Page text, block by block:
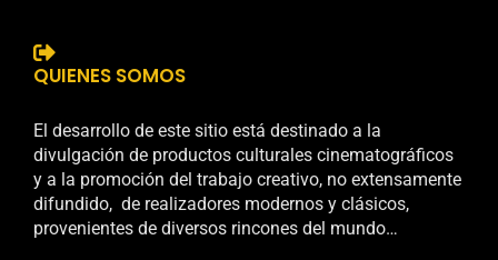
QUIENES SOMOS
El desarrollo de este sitio está destinado a la
divulgación de productos culturales cinematográficos
y a la promoción del trabajo creativo, no extensamente
difundido, de realizadores modernos y clásicos,
provenientes de diversos rincones del mundo…